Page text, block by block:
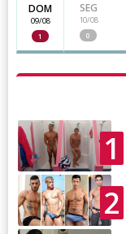
DOM
09/08
1
SEG
10/08
0
1
2